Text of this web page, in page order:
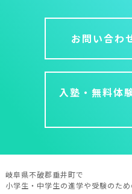
お問い合わ
入塾・無料体
岐阜県不破郡垂井町で
小学生・中学生の進学や受験のた